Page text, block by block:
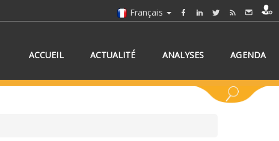
Français
ACCUEIL ACTUALITÉ ANALYSES AGENDA